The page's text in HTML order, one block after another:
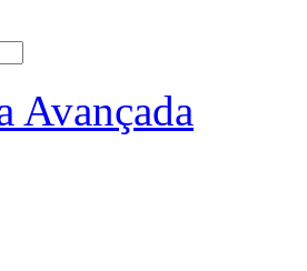
Avançada